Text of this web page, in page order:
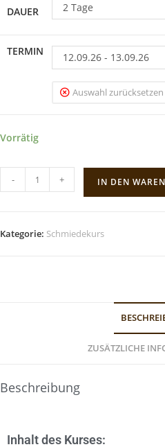
DAUER 2 Tage
TERMIN 12.09.26 - 13.09.26
Auswahl zurücksetzen
Vorrätig
- + IN DEN
Kategorie: Schmiedekurs
ZUSÄTZLICHE
Beschreibung
Inhalt des Kurses: